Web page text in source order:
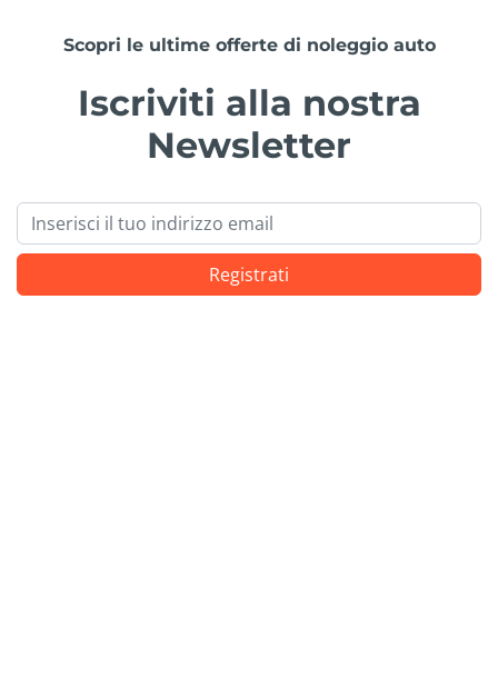
Scopri le ultime offerte di noleggio auto
Iscriviti alla nostra
Newsletter
Email
Registrati